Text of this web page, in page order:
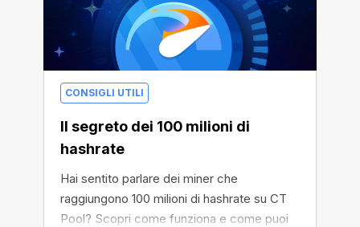
CONSIGLI UTILI
Il segreto dei 100 milioni di
hashrate
Hai sentito parlare dei miner che
raggiungono 100 milioni di hashrate su CT
Pool? Scopri come funziona e come puoi